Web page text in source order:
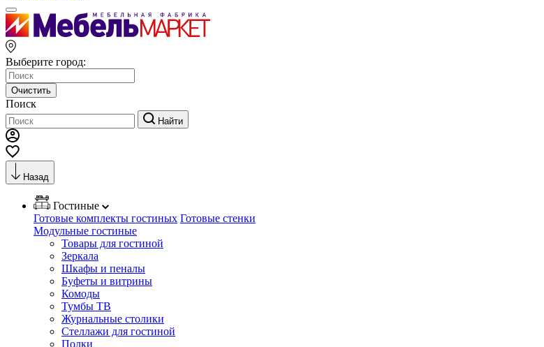
Выберите город:
Очистить
Поиск
Найти
Назад
Гостиные
Готовые комплекты гостиных Готовые стенки
Модульные гостиные
Товары для гостиной
Зеркала
Шкафы и пеналы
Буфеты и витрины
Комоды
Тумбы ТВ
Журнальные столики
Стеллажи для гостиной
Полки